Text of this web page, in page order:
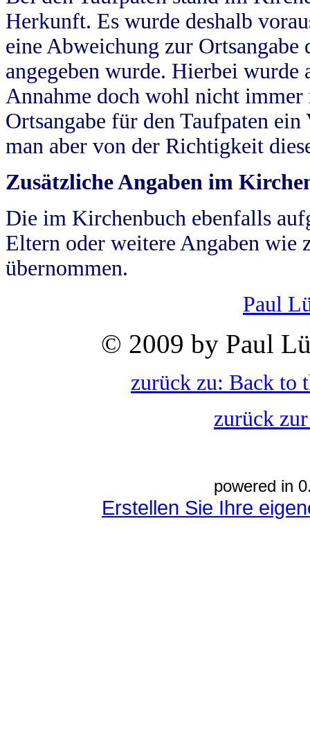
Herkunft. Es wurde deshalb
eine Abweichung zur
angegeben wurde. Hierbei wurde
Annahme doch wohl nicht
Ortsangabe für den Taufpaten
man aber von der Richtigkeit
Zusätzliche Angaben im
Die im Kirchenbuch ebenfalls
Eltern oder weitere Angaben wie
übernommen.
Paul
© 2009 by Paul
zurück zu: Back to
zurück
powered in
Erstellen Sie Ihre